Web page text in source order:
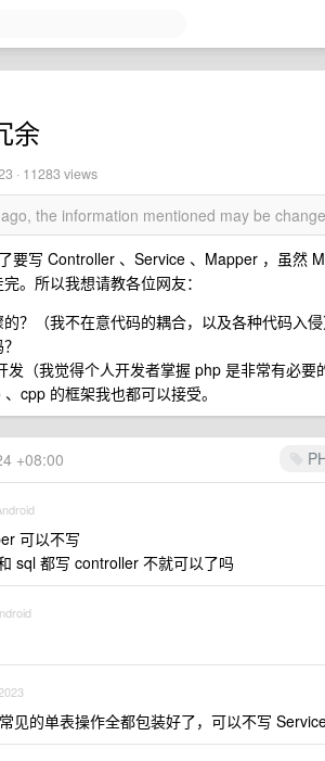
余
· 11283 views
the information mentioned may be
要写 Controller 、Service 、Mapper ，虽然
。所以我想请教各位网友：
？（我不在意代码的耦合，以及各种代码入侵
（我觉得个人开发者掌握 php 是非常有必要
cpp 的框架我也都可以接受。
+08:00
可以不写
sql 都写 controller 不就可以了吗
见的单表操作全都包装好了，可以不写